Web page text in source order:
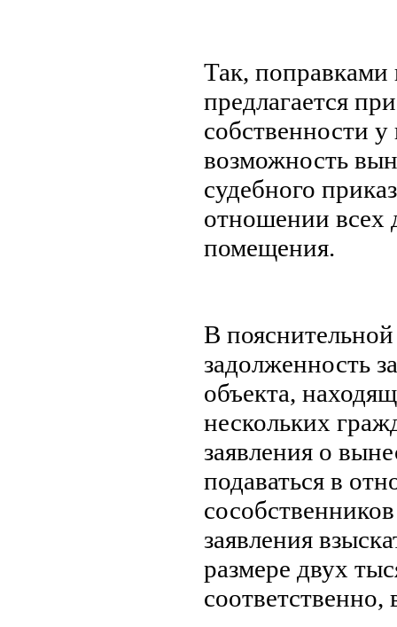
Так, поправками
предлагается
собственности
возможность
судебного
отношении всех
помещения.
В пояснительной
задолженность
объекта,
нескольких
заявления о
подаваться в
заявления
размере двух